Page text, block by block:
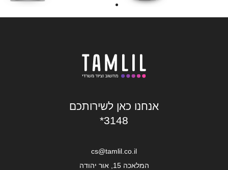
אנחנו כאן לשירותכם
*3148
cs@tamlil.co.il
המלאכה 15, אור יהודה